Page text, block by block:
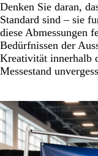
Denken Sie daran,
Standard sind – sie
diese Abmessungen
Bedürfnissen der
Kreativität innerhalb
Messestand